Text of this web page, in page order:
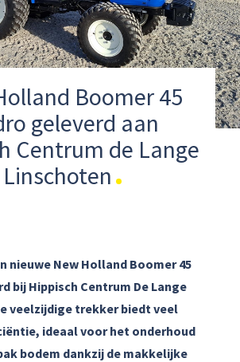
Boomer 45
geleverd aan
Centrum de Lange
Linschoten
nieuwe New Holland Boomer 45
bij Hippisch Centrum De Lange
veelzijdige trekker biedt veel
ideaal voor het onderhoud
bodem dankzij de makkelijke